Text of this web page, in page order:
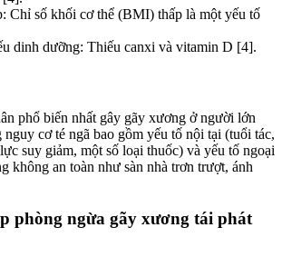
Chỉ số khối cơ thể (BMI) thấp là một yếu tố
dinh dưỡng: Thiếu canxi và vitamin D [4].
phổ biến nhất gây gãy xương ở người lớn
cơ té ngã bao gồm yếu tố nội tại (tuổi tác,
suy giảm, một số loại thuốc) và yếu tố ngoại
không an toàn như sàn nhà trơn trượt, ánh
phòng ngừa gãy xương tái phát